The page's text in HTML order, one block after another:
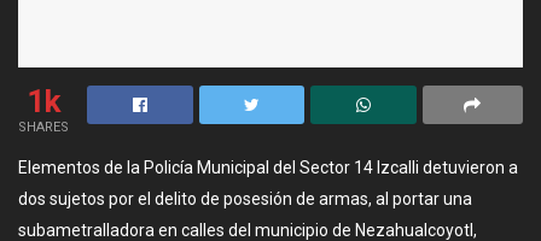
1k
SHARES
Elementos de la Policía Municipal del Sector 14 Izcalli detuvieron a
dos sujetos por el delito de posesión de armas, al portar una
subametralladora en calles del municipio de Nezahualcoyotl,